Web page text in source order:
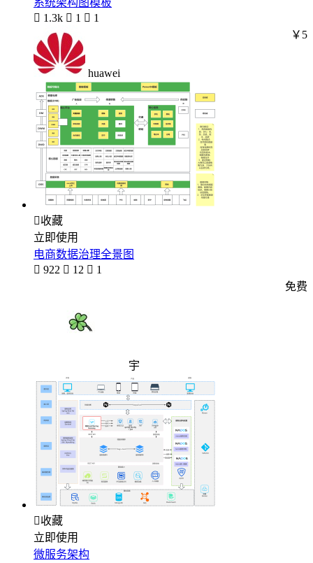
系统架构图模板
 1.3k  1  1
huawei
￥5
收藏
立即使用
电商数据治理全景图
 922  12  1
宇
免费
收藏
立即使用
微服务架构